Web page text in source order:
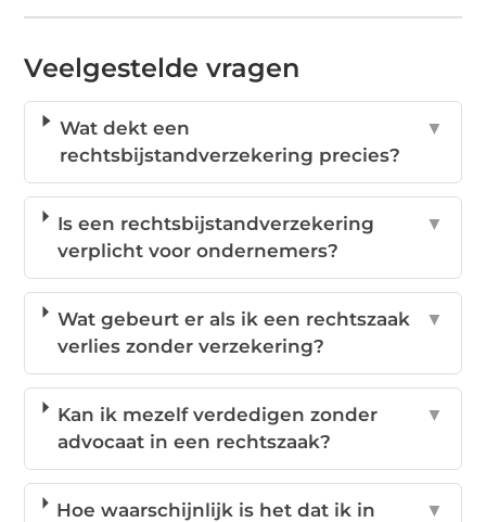
Veelgestelde vragen
Wat dekt een
rechtsbijstandverzekering precies?
▼
Is een rechtsbijstandverzekering
verplicht voor ondernemers?
▼
Wat gebeurt er als ik een rechtszaak
verlies zonder verzekering?
▼
Kan ik mezelf verdedigen zonder
advocaat in een rechtszaak?
▼
Hoe waarschijnlijk is het dat ik in
▼